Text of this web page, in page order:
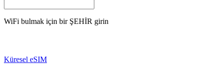
WiFi bulmak için bir ŞEHİR girin
Küresel eSIM